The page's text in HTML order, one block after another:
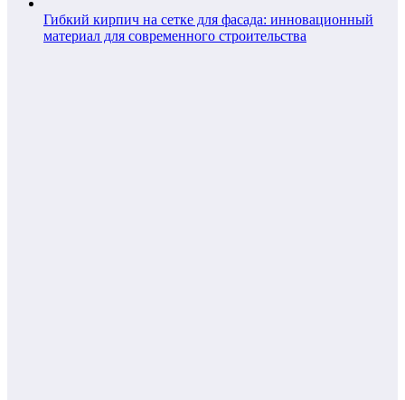
Гибкий кирпич на сетке для фасада: инновационный
материал для современного строительства